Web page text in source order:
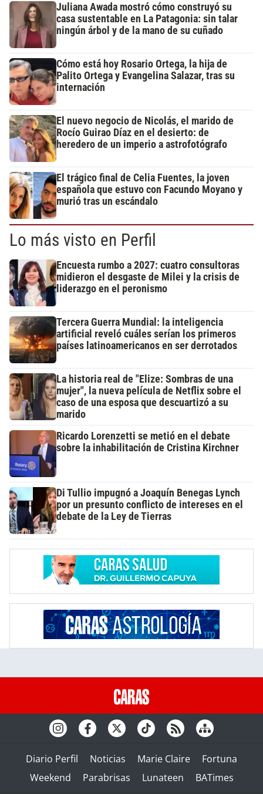
Juliana Awada mostró cómo construyó su
casa sustentable en La Patagonia: sin talar
ningún árbol y de la mano de su cuñado
Cómo está hoy Rosario Ortega, la hija de
Palito Ortega y Evangelina Salazar, tras su
internación
El nuevo negocio de Nicolás, el marido de
Rocío Guirao Díaz en el desierto: de
heredero de un imperio a astrofotógrafo
El trágico final de Celia Fuentes, la joven
española que estuvo con Facundo Moyano y
murió tras un escándalo
Lo más visto en Perfil
Encuesta rumbo a 2027: cuatro consultoras
midieron el desgaste de Milei y la crisis de
liderazgo en el peronismo
Tercera Guerra Mundial: la inteligencia
artificial reveló cuáles serían los primeros
países latinoamericanos en ser derrotados
La historia real de "Elize: Sombras de una
mujer", la nueva película de Netflix sobre el
caso de una esposa que descuartizó a su
marido
Ricardo Lorenzetti se metió en el debate
sobre la inhabilitación de Cristina Kirchner
Di Tullio impugnó a Joaquín Benegas Lynch
por un presunto conflicto de intereses en el
debate de la Ley de Tierras
Diario Perfil Noticias Marie Claire
Fortuna
Weekend
Parabrisas Lunateen BATimes